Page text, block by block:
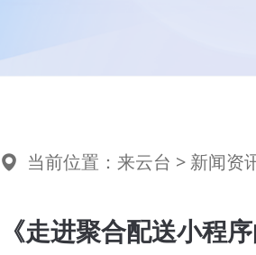
当前位置： 来云台 > 新闻资
《走进聚合配送小程